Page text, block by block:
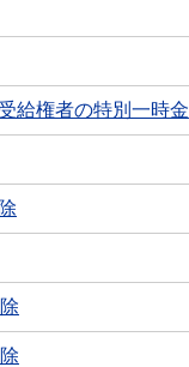
給権者の特別一時金